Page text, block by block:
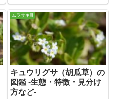
ムラサキ目
キュウリグサ（胡瓜草）の
図鑑 -生態・特徴・見分け
方など-